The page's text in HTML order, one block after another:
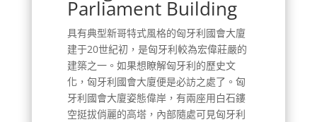
Parliament Building
具有典型新哥特式風格的匈牙利國會大廈
建于20世紀初，是匈牙利較為宏偉莊嚴的
建築之一。如果想瞭解匈牙利的歷史文
化，匈牙利國會大廈便是必訪之處了。匈
牙利國會大廈姿態偉岸，有兩座用白石鏤
空挺拔俏麗的高塔，內部隨處可見匈牙利